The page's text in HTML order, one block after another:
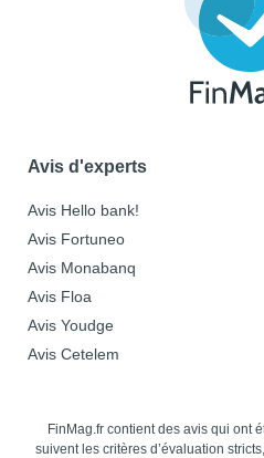
Avis d'experts
Avis Hello bank!
Avis Fortuneo
Avis Monabanq
Avis Floa
Avis Youdge
Avis Cetelem
FinMag.fr contient des avis qui ont
suivent les critères d’évaluation